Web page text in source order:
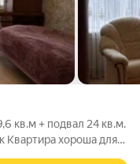
кв.м + подвал 24 кв.м.
хороша для